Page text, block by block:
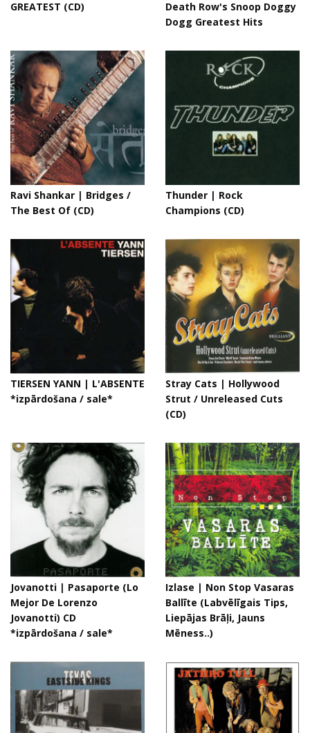
GREATEST (CD)
Death Row's Snoop Doggy
Dogg Greatest Hits
Ravi Shankar | Bridges /
The Best Of (CD)
Thunder | Rock
Champions (CD)
TIERSEN YANN | L'ABSENTE
*izpārdošana / sale*
Stray Cats | Hollywood
Strut / Unreleased Cuts
(CD)
Jovanotti | Pasaporte (Lo
Mejor De Lorenzo
Jovanotti) CD
*izpārdošana / sale*
Izlase | Non Stop Vasaras
Ballīte (Labvēlīgais Tips,
Liepājas Brāļi, Jauns
Mēness..)